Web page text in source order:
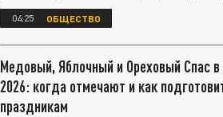
04:25 ОБЩЕСТВО
Медовый, Яблочный и Ореховый Спас в
2026: когда отмечают и как
праздникам